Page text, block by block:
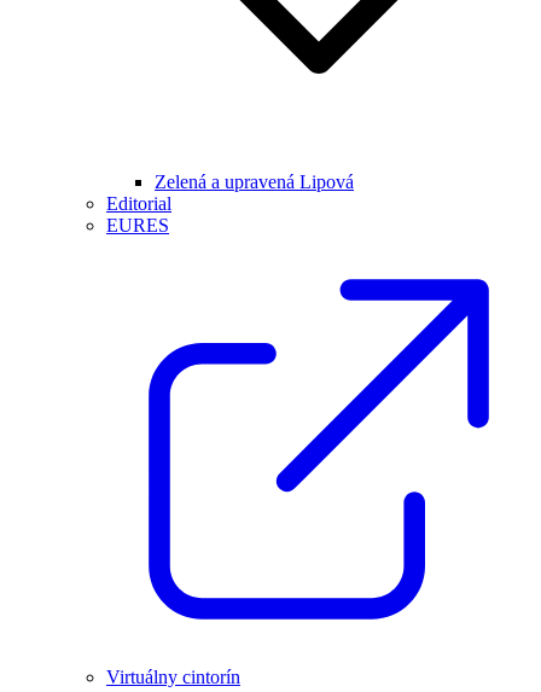
Zelená a upravená Lipová
Editorial
EURES
Virtuálny cintorín